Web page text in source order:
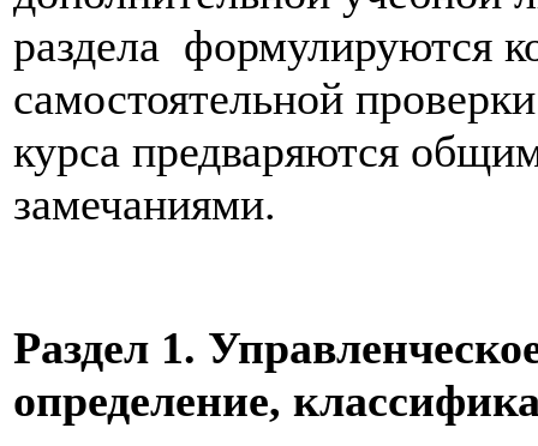
раздела формулируются
самостоятельной
курса предваряются
замечаниями.
Раздел 1.
определение,